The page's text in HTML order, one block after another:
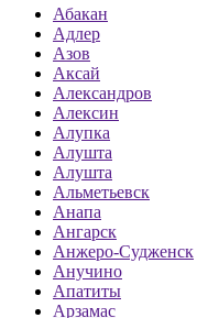
Абакан
Адлер
Азов
Аксай
Александров
Алексин
Алупка
Алушта
Алушта
Альметьевск
Анапа
Ангарск
Анжеро-Судженск
Анучино
Апатиты
Арзамас